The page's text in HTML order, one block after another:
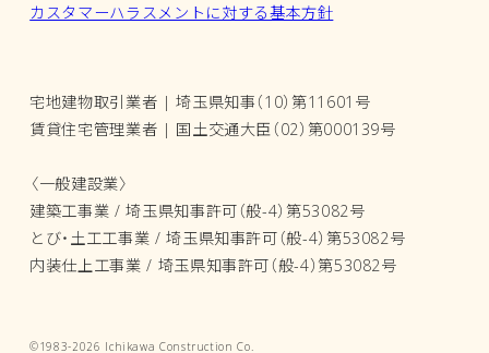
カスタマーハラスメントに対する基本方針
宅地建物取引業者 | 埼玉県知事（10）第11601号
賃貸住宅管理業者 | 国土交通大臣（02）第000139号
〈一般建設業〉
建築工事業 / 埼玉県知事許可（般-4）第53082号
とび・土工工事業 / 埼玉県知事許可（般-4）第53082号
内装仕上工事業 / 埼玉県知事許可（般-4）第53082号
©1983-2026 Ichikawa Construction Co.